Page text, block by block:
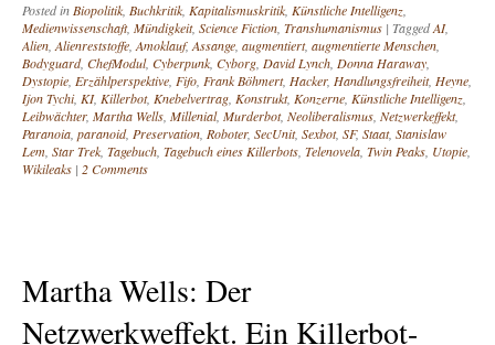
Posted inBiopolitik, Buchkritik, Kapitalismuskritik, Künstliche Intelligenz,
Medienwissenschaft, Mündigkeit, Science Fiction, Transhumanismus | TaggedAI,
Alien,Alienreststoffe,Amoklauf,Assange, augmentiert, augmentierte Menschen,
Bodyguard, ChefModul, Cyberpunk, Cyborg, David Lynch, Donna Haraway,
Dystopie, Erzählperspektive, Fifo, Frank Böhmert, Hacker, Handlungsfreiheit, Heyne,
Ijon Tychi, KI, Killerbot, Knebelvertrag, Konstrukt, Konzerne, Künstliche Intelligenz,
Leibwächter, Martha Wells, Millenial, Murderbot, Neoliberalismus, Netzwerkeffekt,
Paranoia, paranoid, Preservation, Roboter, SecUnit, Sexbot, SF, Staat, Stanislaw
Lem, Star Trek, Tagebuch, Tagebuch eines Killerbots, Telenovela, Twin Peaks, Utopie,
Wikileaks | 2 Comments
Martha Wells: Der
Netzwerkweffekt. Ein Killerbot-